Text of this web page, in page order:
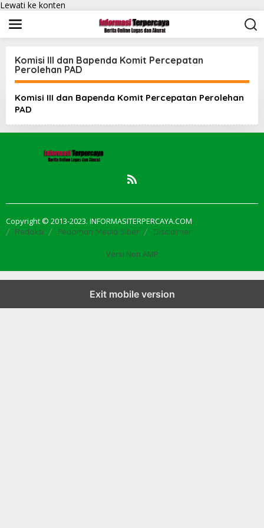
Lewati ke konten
Komisi III dan Bapenda Komit Percepatan
Perolehan PAD
Komisi III dan Bapenda Komit Percepatan Perolehan
PAD
Copyright © 2013-2023. INFORMASITERPERCAYA.COM
Redaksi Pedoman Media Siber Disclaimer
Versi Non AMP
Exit mobile version